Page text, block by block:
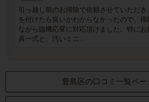
引っ越し前のお掃除で依頼させていただ
を付けたら良いかわからなかったので、
ながら臨機応変に対応頂けました。特に
具一式と、汚いミニ...
豊島区の口コミ一覧ペー